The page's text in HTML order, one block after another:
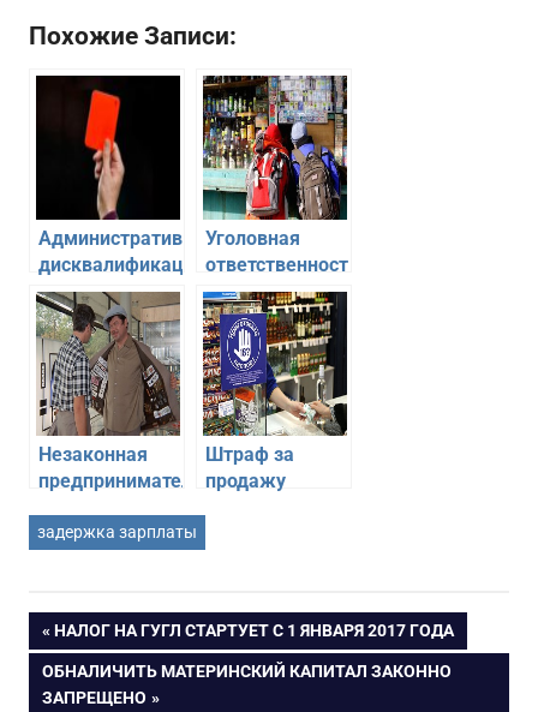
Похожие Записи:
Административная
дисквалификация
генерального
директора
Уголовная
ответственность
за продажу
алкоголя
несовершеннолетним
— штраф или
тюрьма?
Незаконная
предпринимательская
без
Административная
и уголовная
ответственность
Штраф за
продажу
ответственность,
лишение
лицензии
задержка зарплаты
Навигация
по
ПРЕДЫДУЩАЯ
ЗАПИСЬ:
НАЛОГ НА ГУГЛ СТАРТУЕТ С 1 ЯНВАРЯ 2017 ГОДА
СЛЕДУЮЩАЯ
ЗАПИСЬ:
ОБНАЛИЧИТЬ МАТЕРИНСКИЙ КАПИТАЛ ЗАКОННО
ЗАПРЕЩЕНО